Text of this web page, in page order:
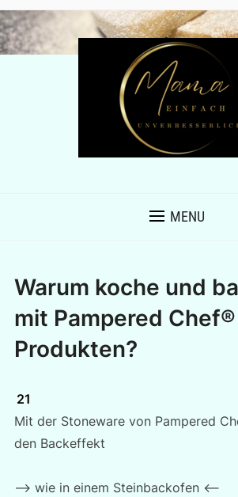
MENU
Warum koche und
mit Pampered Chef®
Produkten?
21
Mit der Stoneware von Pampered
den Backeffekt
–> wie in einem Steinbackofen <—